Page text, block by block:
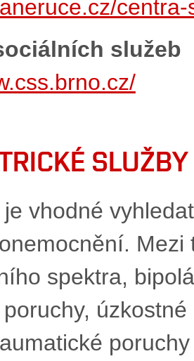
centra-
služeb
SLUŽBY
vhodné
spektra,